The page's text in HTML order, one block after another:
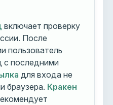
включает проверку
После
пользователь
с последними
для входа не
браузера. Кракен